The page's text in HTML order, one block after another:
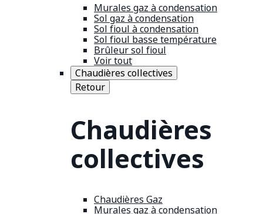
Murales gaz à condensation
Sol gaz à condensation
Sol fioul à condensation
Sol fioul basse température
Brûleur sol fioul
Voir tout
Chaudières collectives
Retour
Chaudières
collectives
Chaudières Gaz
Murales gaz à condensation